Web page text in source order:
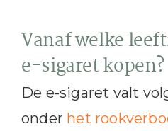
Vanaf welke
e-sigaret kopen?
De e-sigaret valt
onder het